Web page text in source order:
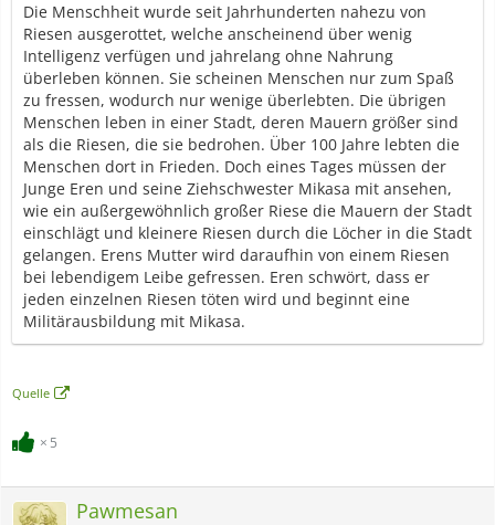
Die Menschheit wurde seit Jahrhunderten nahezu von
Riesen ausgerottet, welche anscheinend über wenig
Intelligenz verfügen und jahrelang ohne Nahrung
überleben können. Sie scheinen Menschen nur zum Spaß
zu fressen, wodurch nur wenige überlebten. Die übrigen
Menschen leben in einer Stadt, deren Mauern größer sind
als die Riesen, die sie bedrohen. Über 100 Jahre lebten die
Menschen dort in Frieden. Doch eines Tages müssen der
Junge Eren und seine Ziehschwester Mikasa mit ansehen,
wie ein außergewöhnlich großer Riese die Mauern der Stadt
einschlägt und kleinere Riesen durch die Löcher in die Stadt
gelangen. Erens Mutter wird daraufhin von einem Riesen
bei lebendigem Leibe gefressen. Eren schwört, dass er
jeden einzelnen Riesen töten wird und beginnt eine
Militärausbildung mit Mikasa.
Quelle
5
Pawmesan